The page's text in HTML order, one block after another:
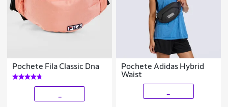
Pochete Fila Classic Dna
Pochete Adidas Hybrid
Waist